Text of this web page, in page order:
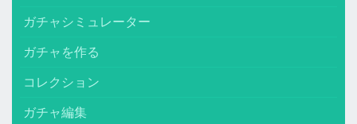
ガチャシミュレーター
ガチャを作る
コレクション
ガチャ編集